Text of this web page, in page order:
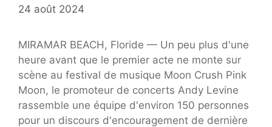
24 août 2024
MIRAMAR BEACH, Floride — Un peu plus d'une
heure avant que le premier acte ne monte sur
scène au festival de musique Moon Crush Pink
Moon, le promoteur de concerts Andy Levine
rassemble une équipe d'environ 150 personnes
pour un discours d'encouragement de dernière